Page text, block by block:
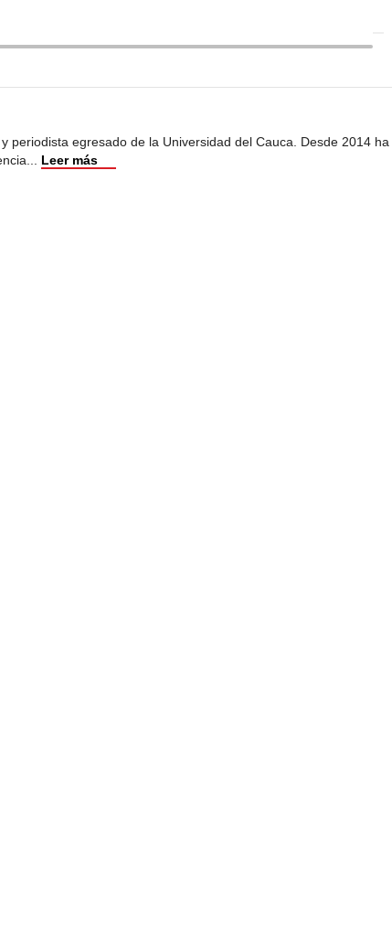
periodista egresado de la Universidad del Cauca. Desde 2014 ha
... Leer más